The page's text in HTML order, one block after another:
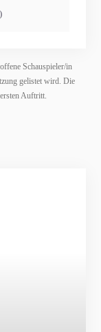
Schauspieler/in
gelistet wird. Die
Auftritt.